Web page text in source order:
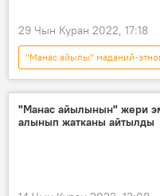
29 Чын Куран 2022, 17:18
"Манас айылы" маданий-
Кыргызстан
Садыр Жапаров
"Манас айылынын" жери
алынып жатканы айтылды